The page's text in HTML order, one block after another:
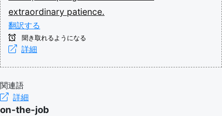
extraordinary patience.
翻訳する
聞き取れるようになる
詳細
関連語
詳細
on-the-job